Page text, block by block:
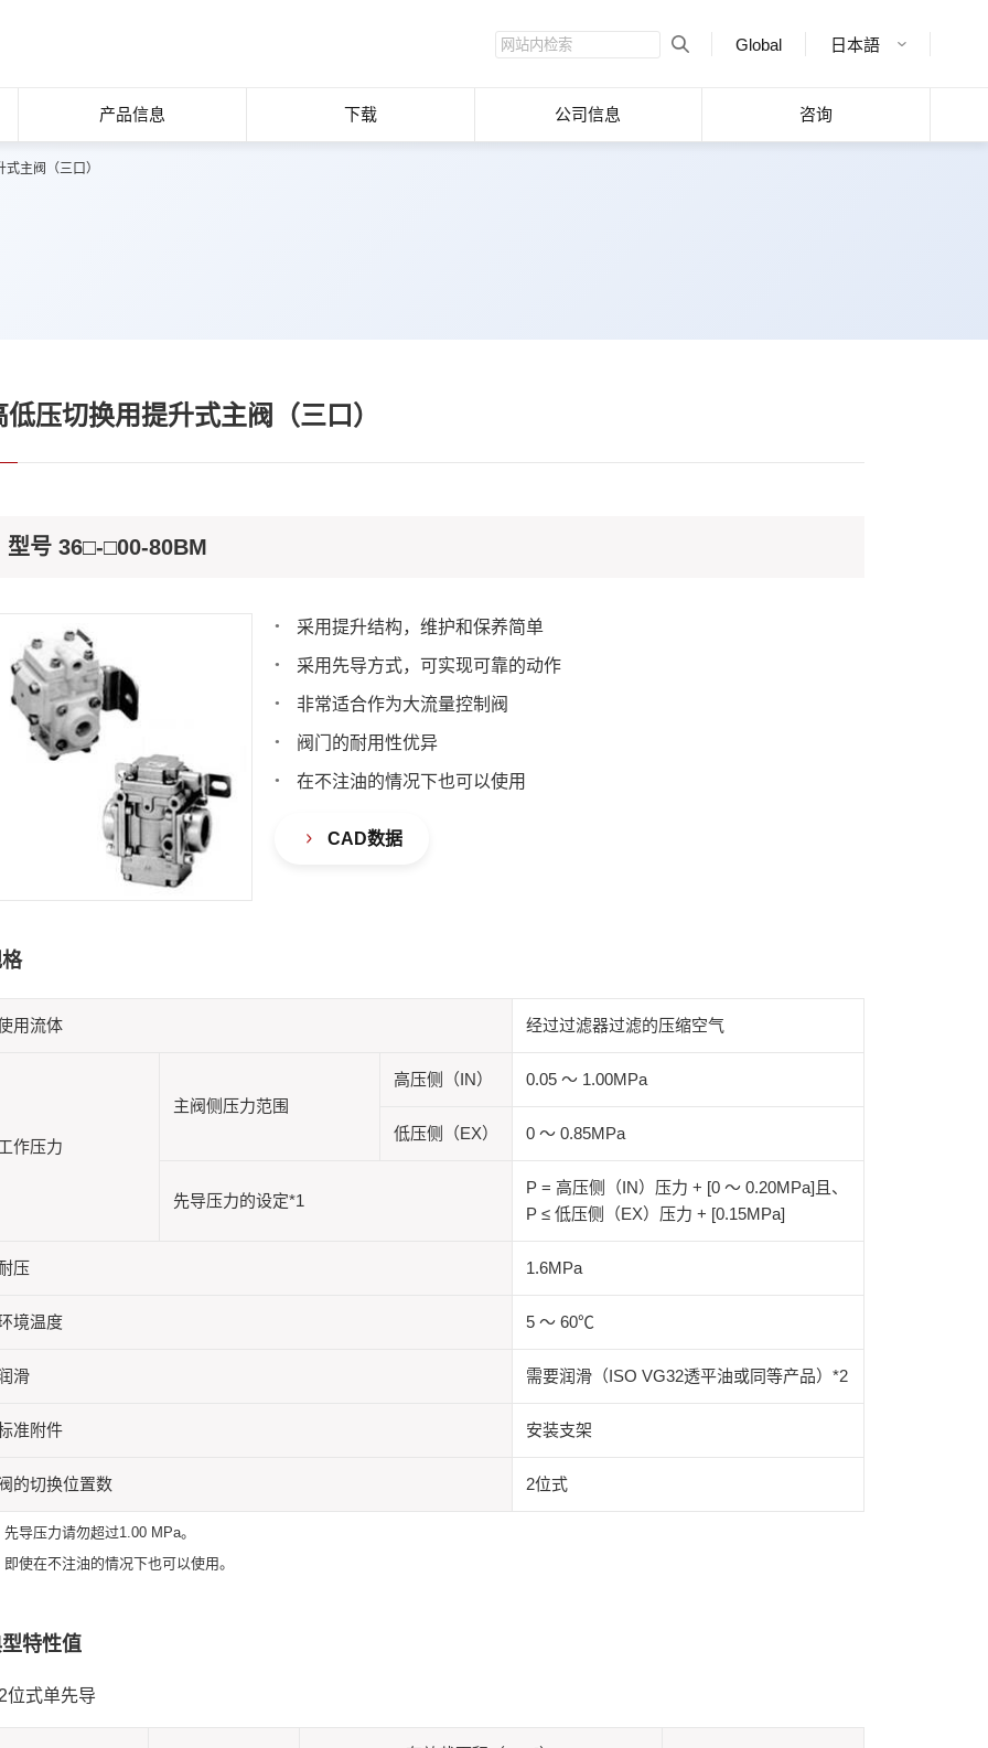
Global 日本語
产品信息 下载 公司信息 咨询
主阀（三口）
低压切换用提升式主阀（三口）
型号 36□-□00-80BM
采用提升结构，维护和保养简单
采用先导方式，可实现可靠的动作
非常适合作为大流量控制阀
阀门的耐用性优异
在不注油的情况下也可以使用
CAD数据
用流体 经过过滤器过滤的压缩空气
作压力
主阀侧压力范围
高压侧（IN） 0.05 ～ 1.00MPa
低压侧（EX） 0 ～ 0.85MPa
先导压力的设定*1
P = 高压侧（IN）压力 + [0 ～ 0.20MPa]且、
P ≤ 低压侧（EX）压力 + [0.15MPa]
压 1.6MPa
境温度 5 ～ 60℃
滑 需要润滑（ISO VG32透平油或同等产品）*2
准附件 安装支架
的切换位置数 2位式
先导压力请勿超过1.00 MPa。
即使在不注油的情况下也可以使用。
特性值
位式单先导